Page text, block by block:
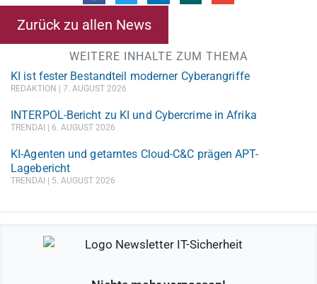
Zurück zu allen News
WEITERE INHALTE ZUM THEMA
KI ist fester Bestandteil moderner Cyberangriffe
REDAKTION 7. AUGUST 2026
INTERPOL-Bericht zu KI und Cybercrime in Afrika
TRENDAI 6. AUGUST 2026
KI-Agenten und getarntes Cloud-C&C prägen APT-
Lagebericht
TRENDAI 5. AUGUST 2026